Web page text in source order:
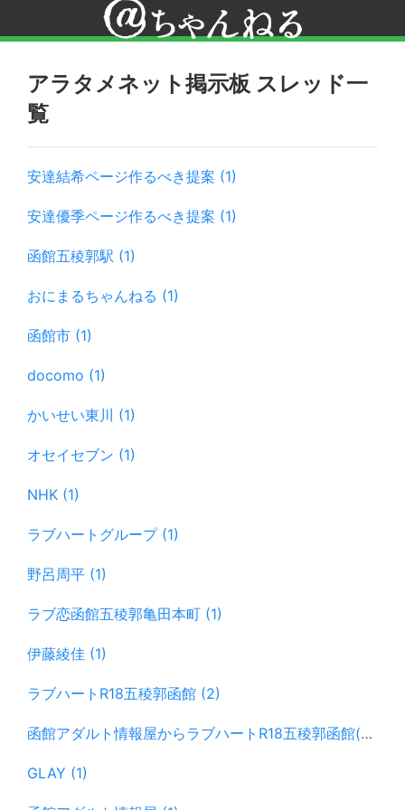
アラタメネット掲示板 スレッド一
覧
安達結希ページ作るべき提案 (1)
安達優季ページ作るべき提案 (1)
函館五稜郭駅 (1)
おにまるちゃんねる (1)
函館市 (1)
docomo (1)
かいせい東川 (1)
オセイセブン (1)
NHK (1)
ラブハートグループ (1)
野呂周平 (1)
ラブ恋函館五稜郭亀田本町 (1)
伊藤綾佳 (1)
ラブハートR18五稜郭函館 (2)
函館アダルト情報屋からラブハートR18五稜郭函館(改名)変更提案 (1)
GLAY (1)